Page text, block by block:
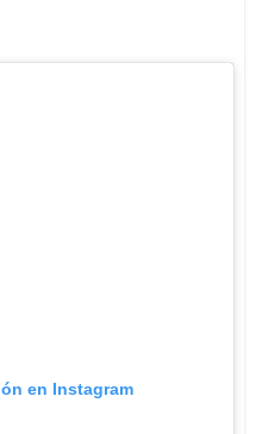
en Instagram